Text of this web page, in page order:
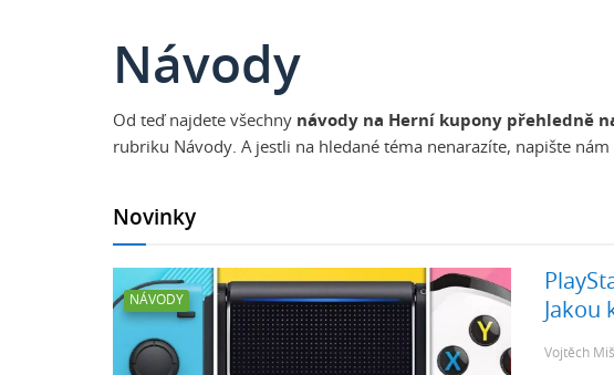
Návody
Od teď najdete všechny návody na Herní kupony přehledně
rubriku Návody. A jestli na hledané téma nenarazíte, napište
Novinky
NÁVODY
Jakou
Vojtěch